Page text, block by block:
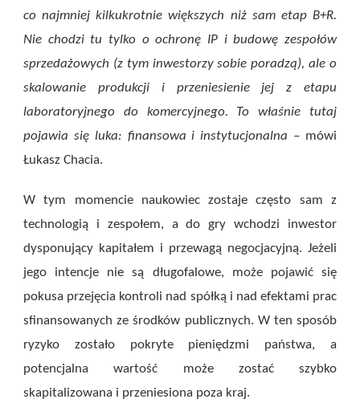
co najmniej kilkukrotnie większych niż sam etap B+R.
Nie chodzi tu tylko o ochronę IP i budowę zespołów
sprzedażowych (z tym inwestorzy sobie poradzą), ale o
skalowanie produkcji i przeniesienie jej z etapu
laboratoryjnego do komercyjnego. To właśnie tutaj
pojawia się luka: finansowa i instytucjonalna – mówi
Łukasz Chacia.
W tym momencie naukowiec zostaje często sam z
technologią i zespołem, a do gry wchodzi inwestor
dysponujący kapitałem i przewagą negocjacyjną. Jeżeli
jego intencje nie są długofalowe, może pojawić się
pokusa przejęcia kontroli nad spółką i nad efektami prac
sfinansowanych ze środków publicznych. W ten sposób
ryzyko zostało pokryte pieniędzmi państwa, a
potencjalna wartość może zostać szybko
skapitalizowana i przeniesiona poza kraj.